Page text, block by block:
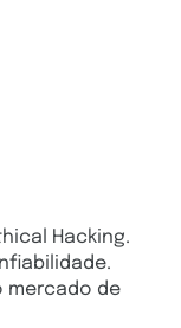
Hacking.
mercado de